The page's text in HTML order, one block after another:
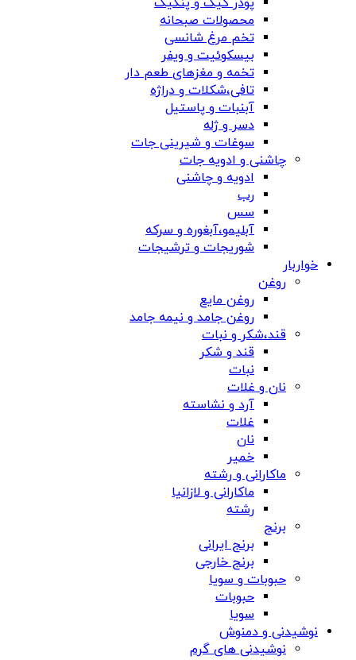
محصولات صبحانه
تخم مرغ شانسی
بیسکوئیت و ویفر
تخمه و مغزهای طعم دار
تافی،شکلات و دراژه
آبنبات و پاستیل
دسر و ژله
سوغات و شیرینی جات
چاشنی و ادویه جات
ادویه و چاشنی
رب
سس
آبلیمو،آبغوره و سرکه
شوریجات و ترشیجات
خواربار
روغن
روغن مایع
روغن جامد و نیمه جامد
قند،شکر و نبات
قند و شکر
نبات
نان و غلات
آرد و نشاسته
غلات
نان
خمیر
ماکارانی و رشته
ماکارانی و لازانیا
رشته
برنج
برنج ایرانی
برنج خارجی
حبوبات و سویا
حبوبات
سویا
نوشیدنی و دمنوش
نوشیدنی های گرم